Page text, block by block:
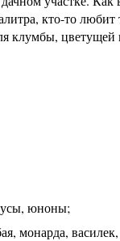
кто-то любит
клумбы, цветущей
юноны;
монарда, василек,